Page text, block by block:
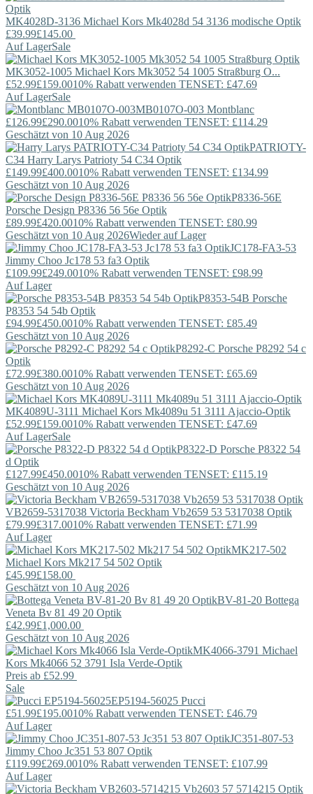
MK4028D-3136 Michael Kors Mk4028d 54 3136 modische Optik
£39.99£145.00
Auf LagerSale
MK3052-1005 Michael Kors Mk3052 54 1005 Straßburg O...
£52.99£159.0010% Rabatt verwenden TENSET: £47.69
Auf LagerSale
MB0107O-003 Montblanc
£126.99£290.0010% Rabatt verwenden TENSET: £114.29
Geschätzt von 10 Aug 2026
PATRIOTY-
C34 Harry Larys Patrioty 54 C34 Optik
£149.99£400.0010% Rabatt verwenden TENSET: £134.99
Geschätzt von 10 Aug 2026
P8336-56E
Porsche Design P8336 56 56e Optik
£89.99£420.0010% Rabatt verwenden TENSET: £80.99
Geschätzt von 10 Aug 2026Wieder auf Lager
JC178-FA3-53
Jimmy Choo Jc178 53 fa3 Optik
£109.99£249.0010% Rabatt verwenden TENSET: £98.99
Auf Lager
P8353-54B Porsche
P8353 54 54b Optik
£94.99£450.0010% Rabatt verwenden TENSET: £85.49
Geschätzt von 10 Aug 2026
P8292-C Porsche P8292 54 c
Optik
£72.99£380.0010% Rabatt verwenden TENSET: £65.69
Geschätzt von 10 Aug 2026
MK4089U-3111 Michael Kors Mk4089u 51 3111 Ajaccio-Optik
£52.99£159.0010% Rabatt verwenden TENSET: £47.69
Auf LagerSale
P8322-D Porsche P8322 54
d Optik
£127.99£450.0010% Rabatt verwenden TENSET: £115.19
Geschätzt von 10 Aug 2026
VB2659-5317038 Victoria Beckham Vb2659 53 5317038 Optik
£79.99£317.0010% Rabatt verwenden TENSET: £71.99
Auf Lager
MK217-502
Michael Kors Mk217 54 502 Optik
£45.99£158.00
Geschätzt von 10 Aug 2026
BV-81-20 Bottega
Veneta Bv 81 49 20 Optik
£42.99£1,000.00
Geschätzt von 10 Aug 2026
MK4066-3791 Michael
Kors Mk4066 52 3791 Isla Verde-Optik
Preis ab £52.99
Sale
EP5194-56025 Pucci
£51.99£195.0010% Rabatt verwenden TENSET: £46.79
Auf Lager
JC351-807-53
Jimmy Choo Jc351 53 807 Optik
£119.99£269.0010% Rabatt verwenden TENSET: £107.99
Auf Lager